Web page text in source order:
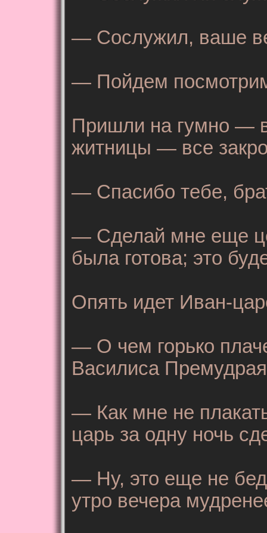
— Сослужил, ваше
— Пойдем
Пришли на гумно —
житницы — все
— Спасибо тебе,
— Сделай мне еще
была готова; это
Опять идет Иван-
— О чем горько
Василиса
— Как мне не
царь за одну ночь
— Ну, это еще не
утро вечера